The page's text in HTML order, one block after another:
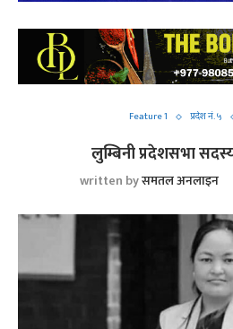
Feature 1 प्रदेश नं. ५
लुम्बिनी प्रदेशसभा
written byसमतल अनलाइन